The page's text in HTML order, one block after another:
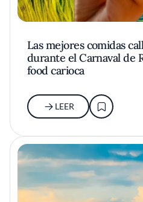
Las mejores comidas
durante el Carnaval de
food carioca
LEER